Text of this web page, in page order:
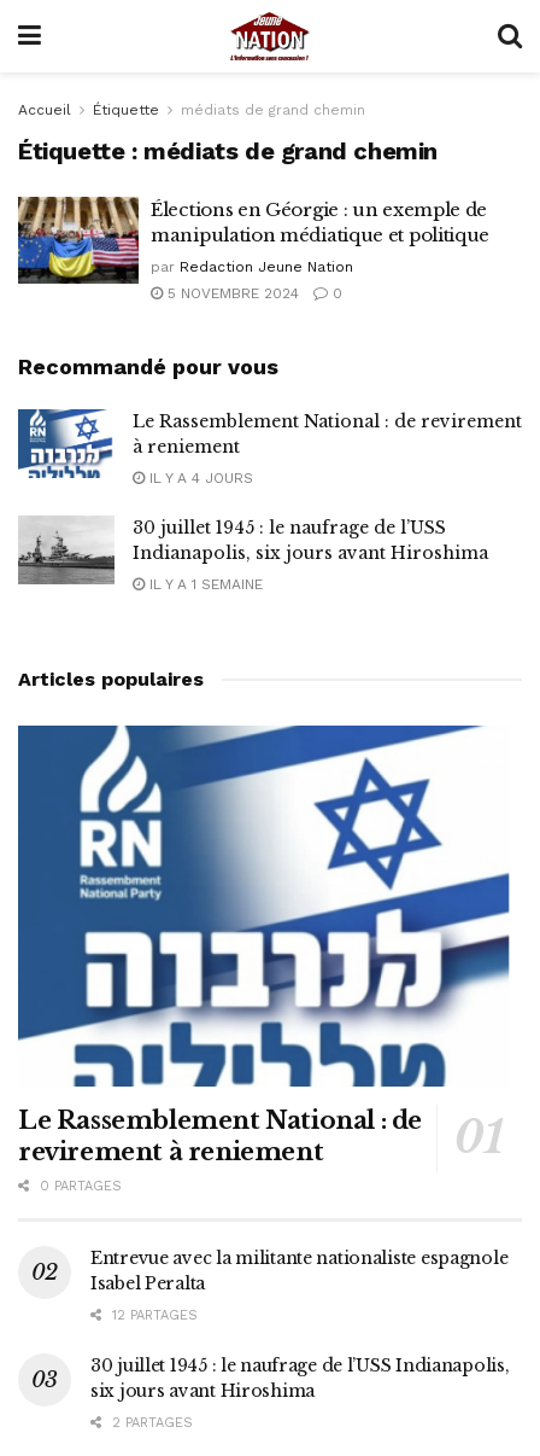
Accueil Étiquette médiats de grand chemin
Étiquette : médiats de grand chemin
Élections en Géorgie : un exemple de
manipulation médiatique et politique
par Redaction Jeune Nation
5 NOVEMBRE 2024
0
Recommandé pour vous
Le Rassemblement National : de revirement
à reniement
IL Y A 4 JOURS
30 juillet 1945 : le naufrage de l’USS
Indianapolis, six jours avant Hiroshima
IL Y A 1 SEMAINE
Articles populaires
Le Rassemblement National : de
revirement à reniement
0 PARTAGES
Entrevue avec la militante nationaliste espagnole
Isabel Peralta
12 PARTAGES
30 juillet 1945 : le naufrage de l’USS Indianapolis,
six jours avant Hiroshima
2 PARTAGES